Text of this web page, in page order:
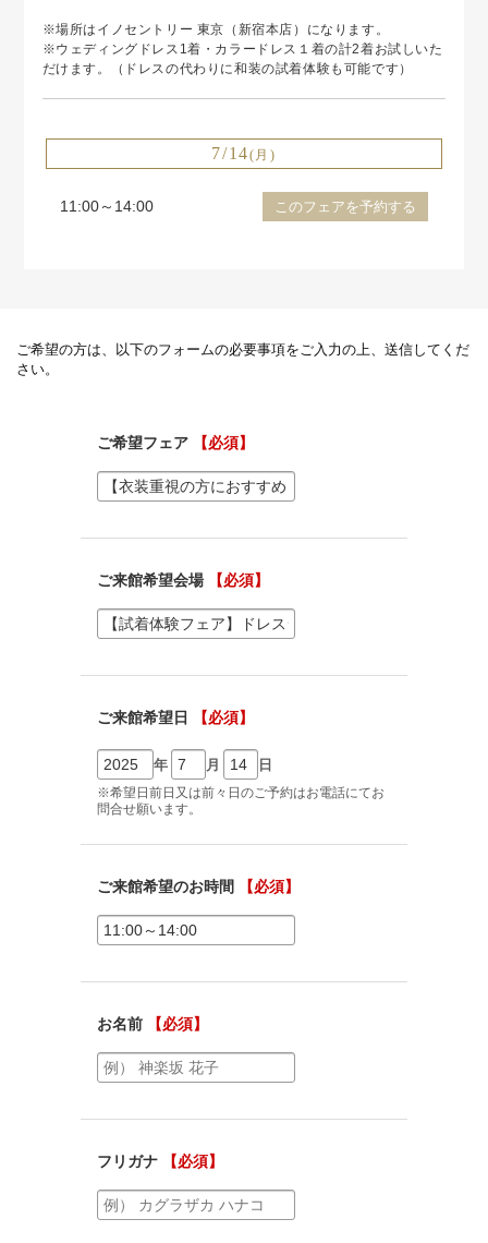
※場所はイノセントリー 東京（新宿本店）になります。
※ウェディングドレス1着・カラードレス１着の計2着お試しいた
だけます。（ドレスの代わりに和装の試着体験も可能です）
7/14(月)
11:00～14:00 このフェアを予約する